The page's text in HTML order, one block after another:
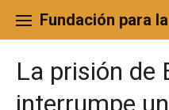
content
Fundación para
La prisión de
interrumpe